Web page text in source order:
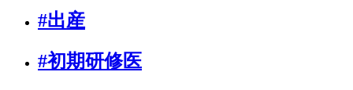
#出産
#初期研修医